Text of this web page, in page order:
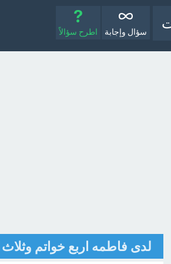
سؤال وإجابة اطرح سؤالاً
لدى فاطمه اربع خواتم